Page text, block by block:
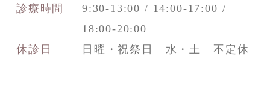
診療時間
9:30-13:00 / 14:00-17:00 /
18:00-20:00
休診日
日曜・祝祭日 水・土 不定休